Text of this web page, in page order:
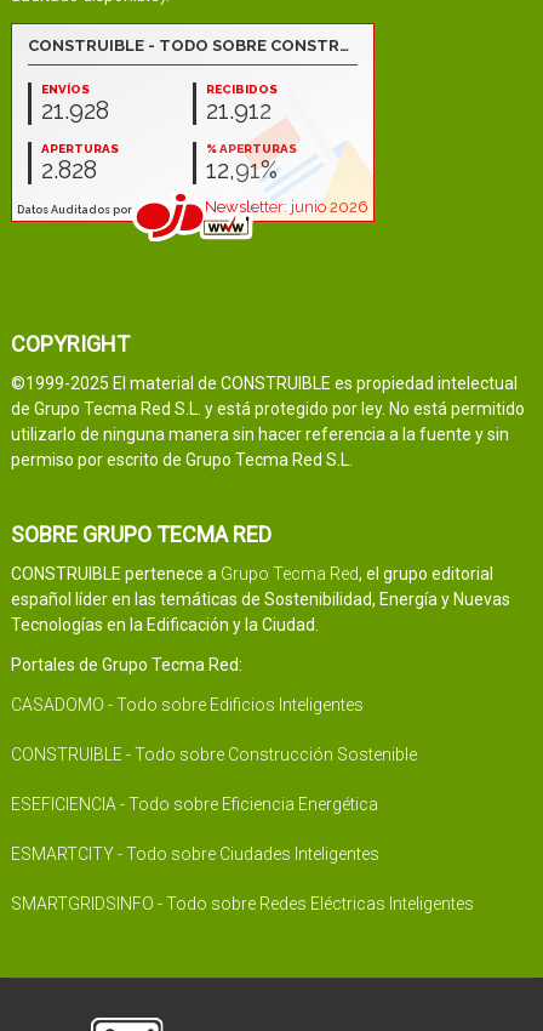
COPYRIGHT
©1999-2025 El material de CONSTRUIBLE es propiedad intelectual
de Grupo Tecma Red S.L. y está protegido por ley. No está permitido
utilizarlo de ninguna manera sin hacer referencia a la fuente y sin
permiso por escrito de Grupo Tecma Red S.L.
SOBRE GRUPO TECMA RED
CONSTRUIBLE pertenece a Grupo Tecma Red, el grupo editorial
español líder en las temáticas de Sostenibilidad, Energía y Nuevas
Tecnologías en la Edificación y la Ciudad.
Portales de Grupo Tecma Red:
CASADOMO - Todo sobre Edificios Inteligentes
CONSTRUIBLE - Todo sobre Construcción Sostenible
ESEFICIENCIA - Todo sobre Eficiencia Energética
ESMARTCITY - Todo sobre Ciudades Inteligentes
SMARTGRIDSINFO - Todo sobre Redes Eléctricas Inteligentes